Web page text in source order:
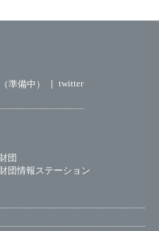
準備中） twitter
団
団情報ステーション